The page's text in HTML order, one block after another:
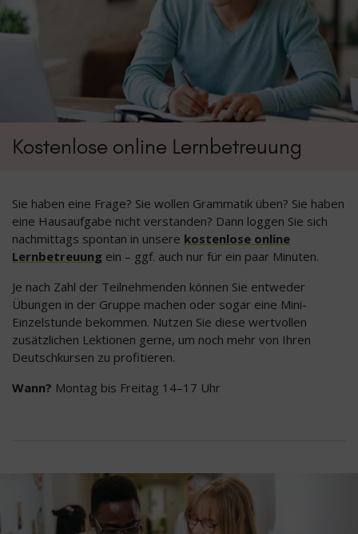
Kostenlose online Lernbetreuung
Sie haben eine Frage? Sie wollen Grammatik üben? Sie haben
eine Hausaufgabe nicht verstanden? Dann loggen Sie sich
nachmittags spontan in unsere kostenlose online
Lernbetreuung ein – ggf. auch nur für ein paar Minuten.
Je nach Zahl der Teilnehmenden können Sie entweder
Übungen in der Gruppe machen oder sogar eine Mini-
Einzelstunde bekommen. Nutzen Sie diese wertvollen
zusätzlichen Lektionen gerne, um noch mehr von Ihren
Deutschkursen zu profitieren.
Wann? Montag bis Freitag 14–17 Uhr